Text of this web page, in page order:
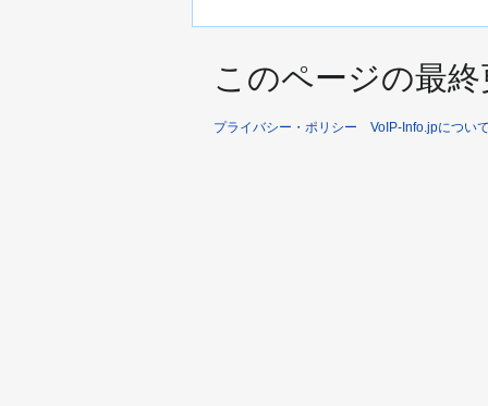
このページの最
プライバシー・ポリシー VoIP-Info.jpについ